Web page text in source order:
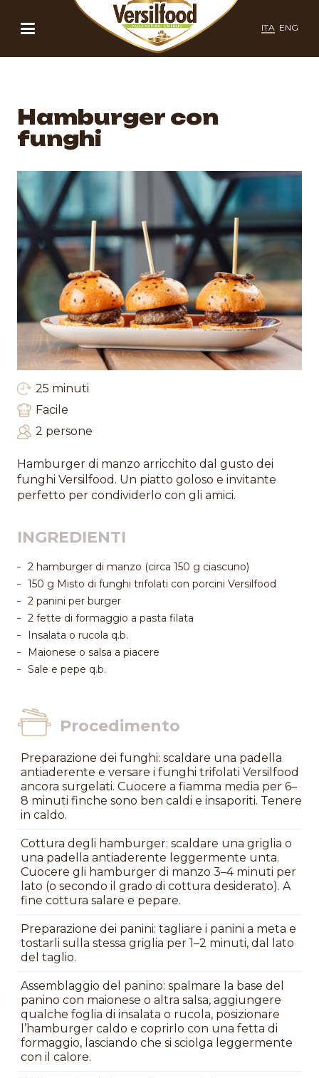
ITA ENG
Hamburger con
funghi
25 minuti
Facile
2 persone
Hamburger di manzo arricchito dal gusto dei
funghi Versilfood. Un piatto goloso e invitante
perfetto per condividerlo con gli amici.
INGREDIENTI
2 hamburger di manzo (circa 150 g ciascuno)
150 g Misto di funghi trifolati con porcini Versilfood
2 panini per burger
2 fette di formaggio a pasta filata
Insalata o rucola q.b.
Maionese o salsa a piacere
Sale e pepe q.b.
Procedimento
Preparazione dei funghi: scaldare una padella
antiaderente e versare i funghi trifolati Versilfood
ancora surgelati. Cuocere a fiamma media per 6–
8 minuti finche sono ben caldi e insaporiti. Tenere
in caldo.
Cottura degli hamburger: scaldare una griglia o
una padella antiaderente leggermente unta.
Cuocere gli hamburger di manzo 3–4 minuti per
lato (o secondo il grado di cottura desiderato). A
fine cottura salare e pepare.
Preparazione dei panini: tagliare i panini a meta e
tostarli sulla stessa griglia per 1–2 minuti, dal lato
del taglio.
Assemblaggio del panino: spalmare la base del
panino con maionese o altra salsa, aggiungere
qualche foglia di insalata o rucola, posizionare
l’hamburger caldo e coprirlo con una fetta di
formaggio, lasciando che si sciolga leggermente
con il calore.